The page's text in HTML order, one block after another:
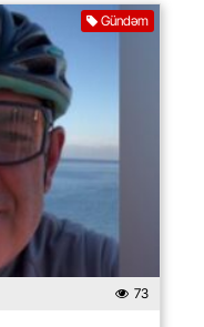
Gündəm
73